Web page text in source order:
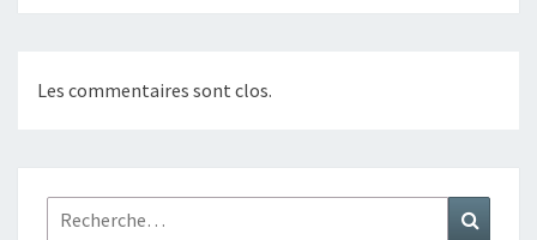
Les commentaires sont clos.
Rechercher :